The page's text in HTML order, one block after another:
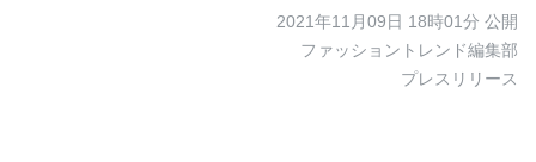
2021年11月09日 18時01分 公開
ファッショントレンド編集部
プレスリリース